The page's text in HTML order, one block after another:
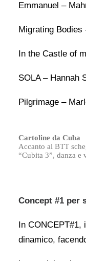
Emmanuel –
Migrating Bodies
In the Castle of
SOLA – Hannah
Pilgrimage –
Cartoline da Cuba
Accanto al BTT
“Cubita 3”, danza e
Concept #1 per
In CONCEPT#1,
dinamico,